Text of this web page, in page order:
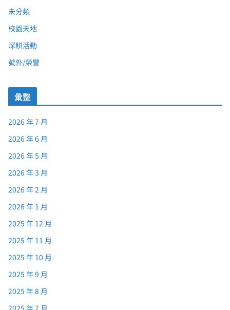
未分類
校園天地
深耕活動
號外/榮譽
彙整
2026 年 7 月
2026 年 6 月
2026 年 5 月
2026 年 3 月
2026 年 2 月
2026 年 1 月
2025 年 12 月
2025 年 11 月
2025 年 10 月
2025 年 9 月
2025 年 8 月
2025 年 7 月